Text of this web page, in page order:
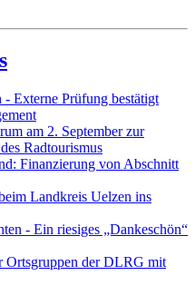
Externe Prüfung bestätigt
am 2. September zur
Radtourismus
Finanzierung von Abschnitt
Landkreis Uelzen ins
- Ein riesiges „Dankeschön“
Ortsgruppen der DLRG mit